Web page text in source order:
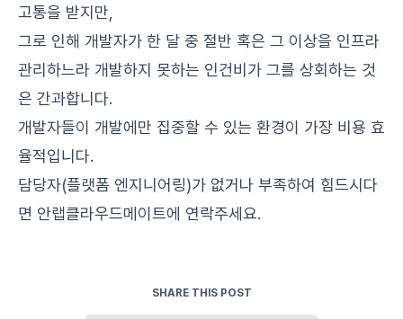
고통을 받지만,
그로 인해 개발자가 한 달 중 절반 혹은 그 이상을 인프라
관리하느라 개발하지 못하는 인건비가 그를 상회하는 것
은 간과합니다.
개발자들이 개발에만 집중할 수 있는 환경이 가장 비용 효
율적입니다.
담당자(플랫폼 엔지니어링)가 없거나 부족하여 힘드시다
면 안랩클라우드메이트에 연락주세요.
SHARE THIS POST